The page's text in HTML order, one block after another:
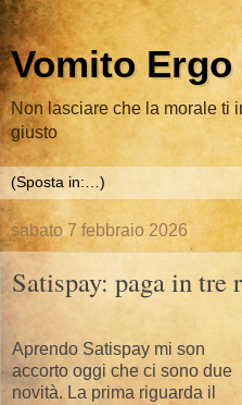
Vomito Ergo
Non lasciare che la morale ti
giusto
sabato 7 febbraio 2026
Satispay: paga in tre
Aprendo Satispay mi son
accorto oggi che ci sono due
novità. La prima riguarda il